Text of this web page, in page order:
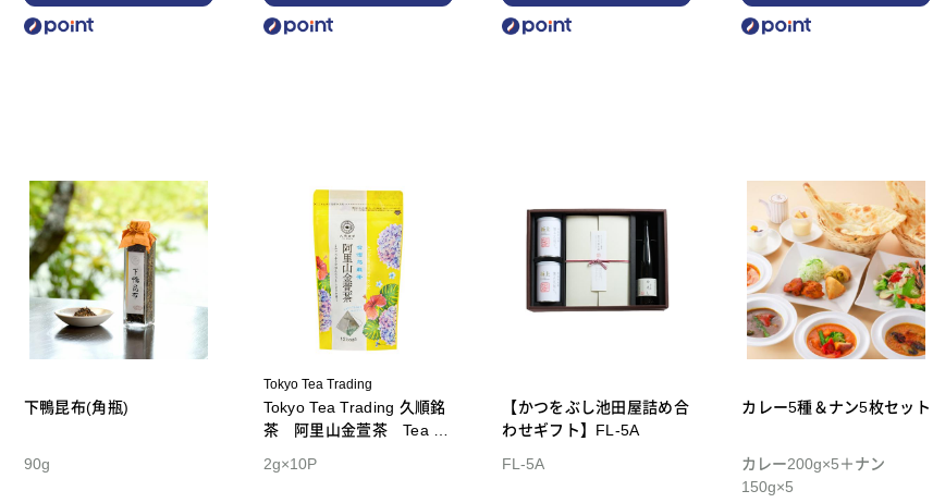
下鴨昆布(角瓶)
90g
Tokyo Tea Trading
Tokyo Tea Trading 久順銘
茶 阿里山金萱茶 Tea B
2g×10P
【かつをぶし池田屋詰め合
わせギフト】FL-5A
FL-5A
カレー5種＆ナン5枚セット
カレー200g×5＋ナン
150g×5